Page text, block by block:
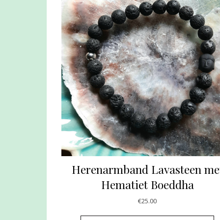
Herenarmband Lavasteen
Hematiet Boeddha
€25.00